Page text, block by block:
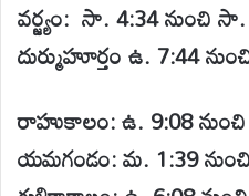
వర్జ్యం: సా. 4:34 నుంచి
దుర్ముహూర్తం ఉ. 7:44
రాహుకాలం: ఉ. 9:08 నుంచి
యమగండం: మ. 1:39